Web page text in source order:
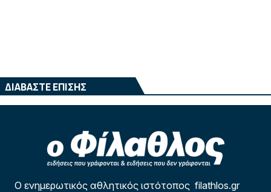
ΔΙΑΒΑΣΤΕ ΕΠΙΣΗΣ
Ο ενημερωτικός αθλητικός ιστότοπος filathlos.gr